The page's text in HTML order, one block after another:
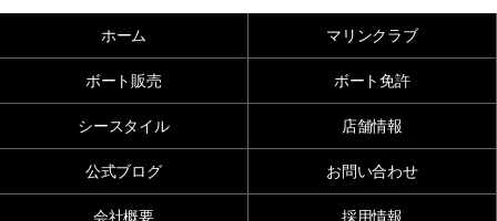
ホーム マリンクラブ
ボート販売 ボート免許
シースタイル 店舗情報
公式ブログ お問い合わせ
会社概要 採用情報